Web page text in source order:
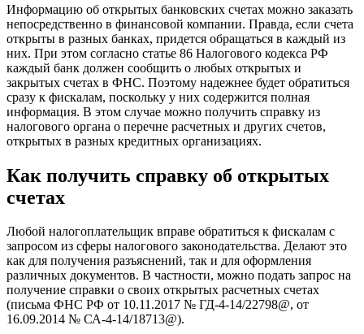
Информацию об открытых банковских счетах можно заказать
непосредственно в финансовой компании. Правда, если счета
открыты в разных банках, придется обращаться в каждый из
них. При этом согласно статье 86 Налогового кодекса РФ
каждый банк должен сообщить о любых открытых и
закрытых счетах в ФНС. Поэтому надежнее будет обратиться
сразу к фискалам, поскольку у них содержится полная
информация. В этом случае можно получить справку из
налогового органа о перечне расчетных и других счетов,
открытых в разных кредитных организациях.
Как получить справку об открытых
счетах
Любой налогоплательщик вправе обратиться к фискалам с
запросом из сферы налогового законодательства. Делают это
как для получения разъяснений, так и для оформления
различных документов. В частности, можно подать запрос на
получение справки о своих открытых расчетных счетах
(письма ФНС РФ от 10.11.2017 № ГД-4-14/22798@, от
16.09.2014 № СА-4-14/18713@).